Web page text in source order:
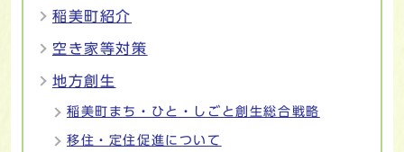
稲美町紹介
空き家等対策
地方創生
稲美町まち・ひと・しごと創生総合戦略
移住・定住促進について